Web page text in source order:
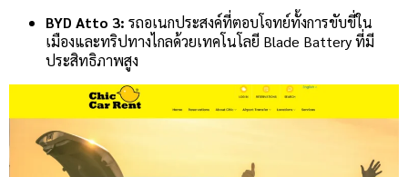
BYD Atto 3: รถอเนกประสงค์ที่ตอบโจทย์ทั้งการขับขี่ใน
เมืองและทริปทางไกลด้วยเทคโนโลยี Blade Battery ที่มี
ประสิทธิภาพสูง